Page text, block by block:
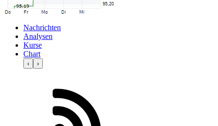
Nachrichten
Analysen
Kurse
Chart
‹ ›